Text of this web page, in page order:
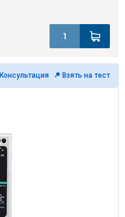
Консультация Взять на тест